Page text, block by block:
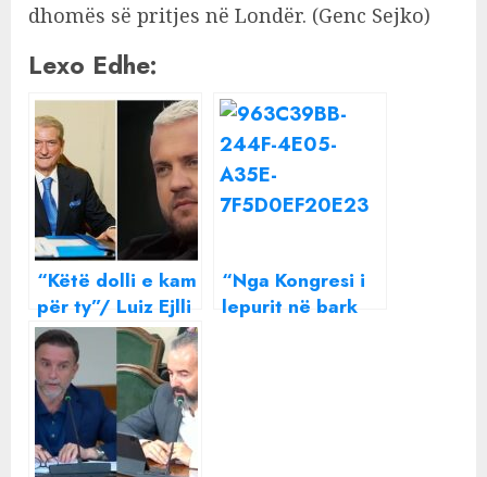
dhomës së pritjes në Londër. (Genc Sejko)
Lexo Edhe:
“Këtë dolli e kam
për ty”/ Luiz Ejlli
e përshëndeti
brenda
“BigBrother”, Sali
Berisha bën
komentin epik
për këngëtarin
“Nga Kongresi i
lepurit në bark